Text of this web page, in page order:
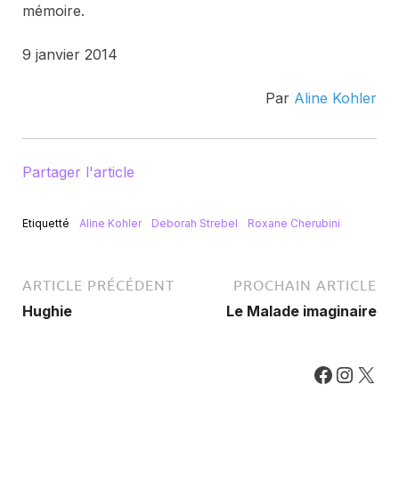
mémoire.
9 janvier 2014
Par Aline Kohler
Partager l'article
Etiquetté Aline Kohler Deborah Strebel Roxane Cherubini
ARTICLE PRÉCÉDENT
Hughie
PROCHAIN ARTICLE
Le Malade imaginaire